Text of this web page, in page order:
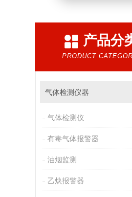
产品分
PRODUCT
气体检测仪器
气体检测仪
有毒气体报警器
油烟监测
乙炔报警器